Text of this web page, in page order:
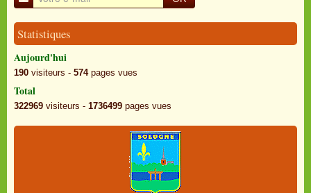
Statistiques
Aujourd'hui
190 visiteurs - 574pages vues
Total
322969 visiteurs - 1736499 pages vues